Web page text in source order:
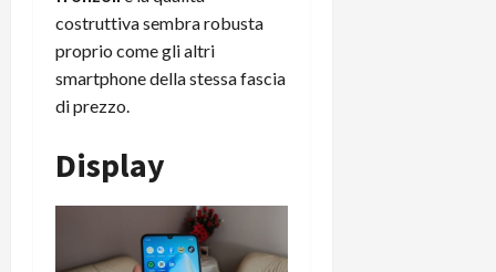
costruttiva sembra robusta
proprio come gli altri
smartphone della stessa fascia
di prezzo.
Display